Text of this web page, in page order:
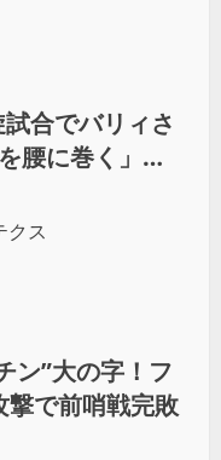
試合でバリィさ
腰に巻く」夢
クス
ン”大の字！フ
撃で前哨戦完敗